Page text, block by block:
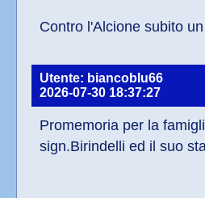
Contro l'Alcione subito
Utente: biancoblu66
2026-07-30 18:37:27
Promemoria per la
sign.Birindelli ed il suo